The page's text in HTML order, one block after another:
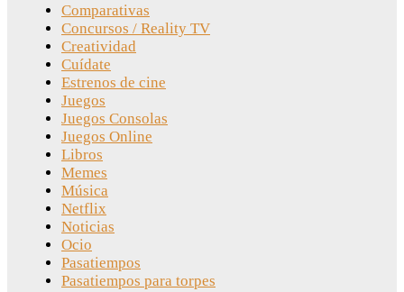
Comparativas
Concursos / Reality TV
Creatividad
Cuídate
Estrenos de cine
Juegos
Juegos Consolas
Juegos Online
Libros
Memes
Música
Netflix
Noticias
Ocio
Pasatiempos
Pasatiempos para torpes